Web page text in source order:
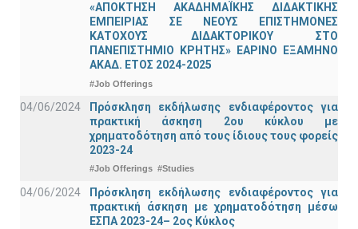
«ΑΠΟΚΤΗΣΗ ΑΚΑΔΗΜΑΪΚΗΣ ΔΙΔΑΚΤΙΚΗΣ
ΕΜΠΕΙΡΙΑΣ ΣΕ ΝΕΟΥΣ ΕΠΙΣΤΗΜΟΝΕΣ
ΚΑΤΟΧΟΥΣ ΔΙΔΑΚΤΟΡΙΚΟΥ ΣΤΟ
ΠΑΝΕΠΙΣΤΗΜΙΟ ΚΡΗΤΗΣ» ΕΑΡΙΝΟ ΕΞΑΜΗΝΟ
ΑΚΑΔ. ΕΤΟΣ 2024-2025
#Job Offerings
04/06/2024
Πρόσκληση εκδήλωσης ενδιαφέροντος για
πρακτική άσκηση 2ου κύκλου με
χρηματοδότηση από τους ίδιους τους φορείς
2023-24
#Job Offerings #Studies
04/06/2024
Πρόσκληση εκδήλωσης ενδιαφέροντος για
πρακτική άσκηση με χρηματοδότηση μέσω
ΕΣΠΑ 2023-24– 2ος Κύκλος